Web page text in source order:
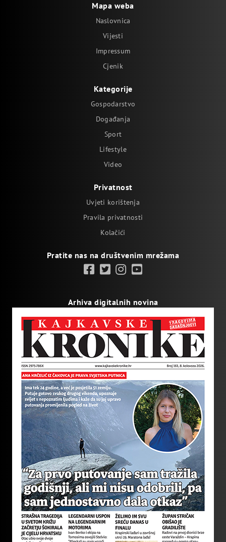
Mapa weba
Naslovnica
Vijesti
Impressum
Cjenik
Kategorije
Gospodarstvo
Događanja
Sport
Lifestyle
Video
Privatnost
Uvjeti korištenja
Pravila privatnosti
Kolačići
Pratite nas na društvenim mrežama
Arhiva digitalnih novina